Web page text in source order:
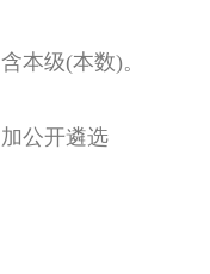
本级(本数)。
公开遴选